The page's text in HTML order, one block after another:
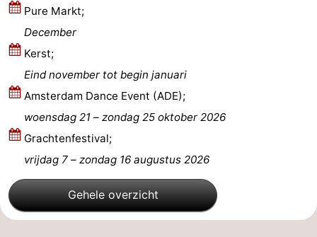
Pure Markt;
December
Kerst;
Eind november tot begin januari
Amsterdam Dance Event (ADE);
woensdag 21 – zondag 25 oktober 2026
Grachtenfestival;
vrijdag 7 – zondag 16 augustus 2026
Gehele overzicht